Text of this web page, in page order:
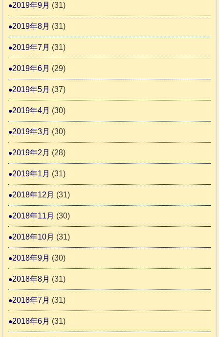
2019年9月 (31)
2019年8月 (31)
2019年7月 (31)
2019年6月 (29)
2019年5月 (37)
2019年4月 (30)
2019年3月 (30)
2019年2月 (28)
2019年1月 (31)
2018年12月 (31)
2018年11月 (30)
2018年10月 (31)
2018年9月 (30)
2018年8月 (31)
2018年7月 (31)
2018年6月 (31)